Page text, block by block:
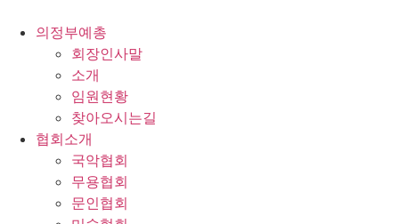
의정부예총
회장인사말
소개
임원현황
찾아오시는길
협회소개
국악협회
무용협회
문인협회